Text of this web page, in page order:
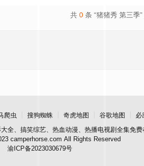
共 0 条 “猪猪秀 第三季
爬虫 搜狗蜘蛛 奇虎地图 谷歌地图
必
全、搞笑综艺、热血动漫、热播电视剧全集免
camperhorse.com All Rights Reserved
渝ICP备2023030679号